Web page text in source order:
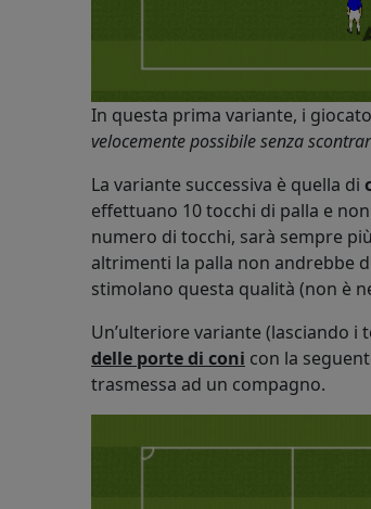
In questa prima variante, i
velocemente possibile senza
La variante successiva è quella di
effettuano 10 tocchi di palla e
numero di tocchi, sarà sempre
altrimenti la palla non andrebbe
stimolano questa qualità (non è
Un’ulteriore variante (lasciando
delle porte di coni con la
trasmessa ad un compagno.